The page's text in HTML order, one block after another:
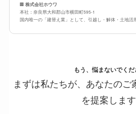
🏢 株式会社ホウワ
本社：奈良県大和郡山市横田町595-1
国内唯一の「建替え業」として、引越し・解体・土地活
もう、悩まないでくだ
まずは私たちが、あなたの
を提案します